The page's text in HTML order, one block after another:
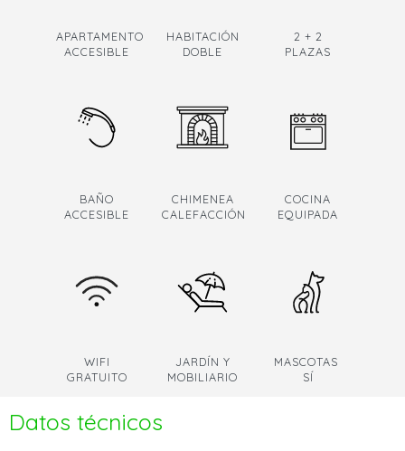
APARTAMENTO
ACCESIBLE
HABITACIÓN
DOBLE
2 + 2
PLAZAS
BAÑO
ACCESIBLE
CHIMENEA
CALEFACCIÓN
COCINA
EQUIPADA
WIFI
GRATUITO
JARDÍN Y
MOBILIARIO
MASCOTAS
SÍ
Datos técnicos